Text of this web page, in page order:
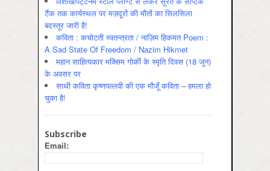
टैंक तक कार्यस्थल पर मज़दूरों की मौतों का सिलसिला
बदस्तूर जारी है!
कविता : कचोटती स्वतन्त्रता / नाज़िम हिकमत Poem :
A Sad State Of Freedom / Nazim Hikmet
महान साहित्यकार मक्सिम गोर्की के स्मृति दिवस (18 जून)
के अवसर पर
साथी कविता कृष्णपल्लवी की एक मौजूँ कविता – हमला हो
चुका है!
Subscribe
Email: